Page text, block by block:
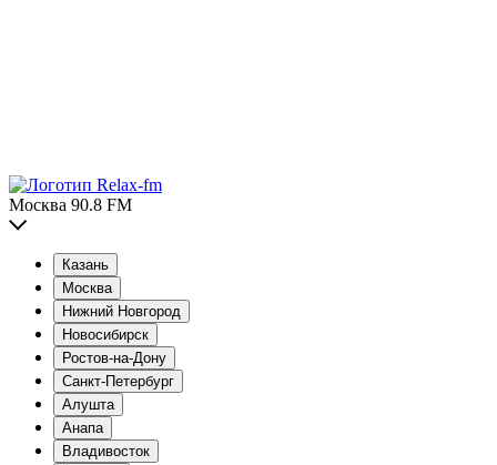
Москва 90.8 FM
Казань
Москва
Нижний Новгород
Новосибирск
Ростов-на-Дону
Санкт-Петербург
Алушта
Анапа
Владивосток